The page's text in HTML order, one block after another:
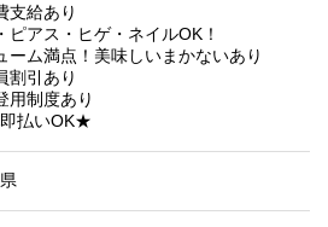
支給あり
ピアス・ヒゲ・ネイルOK！
ーム満点！美味しいまかないあり
割引あり
用制度あり
払いOK★